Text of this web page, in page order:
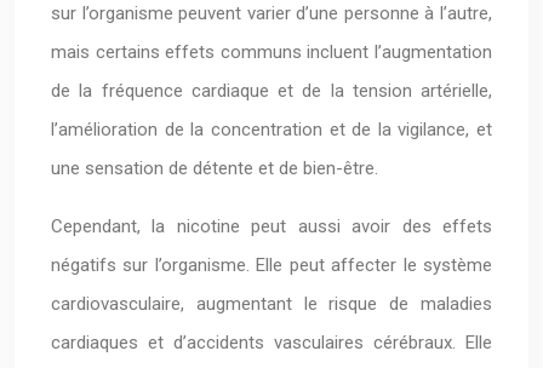
sur l’organisme peuvent varier d’une personne à l’autre,
mais certains effets communs incluent l’augmentation
de la fréquence cardiaque et de la tension artérielle,
l’amélioration de la concentration et de la vigilance, et
une sensation de détente et de bien-être.
Cependant, la nicotine peut aussi avoir des effets
négatifs sur l’organisme. Elle peut affecter le système
cardiovasculaire, augmentant le risque de maladies
cardiaques et d’accidents vasculaires cérébraux. Elle